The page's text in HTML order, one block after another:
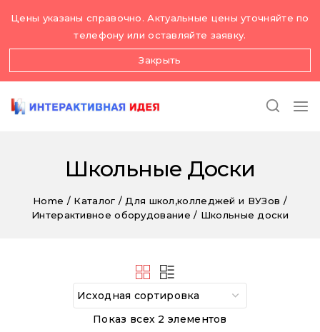
Цены указаны справочно. Актуальные цены уточняйте по
телефону или оставляйте заявку.
Закрыть
Школьные Доски
Home / Каталог / Для школ,колледжей и ВУЗов /
Интерактивное оборудование / Школьные доски
Показ всех 2 элементов